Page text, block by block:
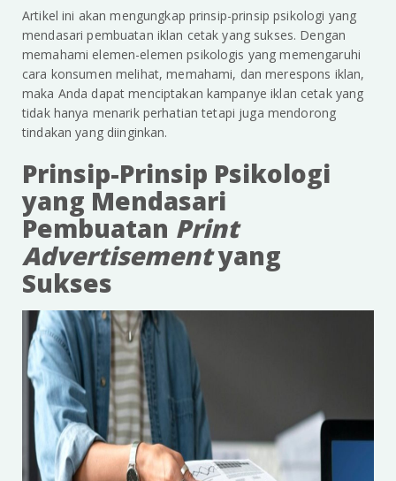
Artikel ini akan mengungkap prinsip-prinsip psikologi yang
mendasari pembuatan iklan cetak yang sukses. Dengan
memahami elemen-elemen psikologis yang memengaruhi
cara konsumen melihat, memahami, dan merespons iklan,
maka Anda dapat menciptakan kampanye iklan cetak yang
tidak hanya menarik perhatian tetapi juga mendorong
tindakan yang diinginkan.
Prinsip-Prinsip Psikologi
yang Mendasari
Pembuatan Print
Advertisementyang
Sukses